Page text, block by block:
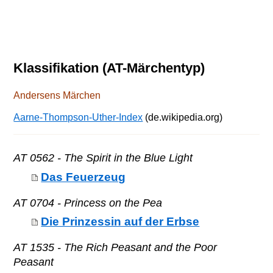
Klassifikation (AT-Märchentyp)
Andersens Märchen
Aarne-Thompson-Uther-Index (de.wikipedia.org)
AT 0562 - The Spirit in the Blue Light
Das Feuerzeug
AT 0704 - Princess on the Pea
Die Prinzessin auf der Erbse
AT 1535 - The Rich Peasant and the Poor
Peasant